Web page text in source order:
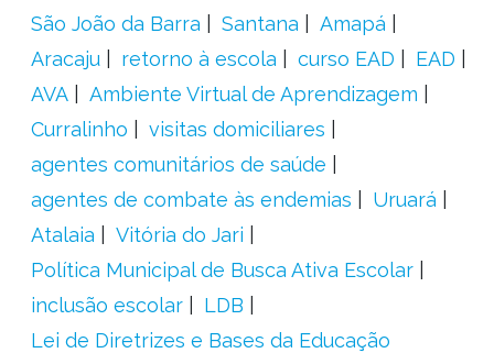
São João da Barra Santana
Amapá
Aracaju
retorno à escola curso EAD
EAD
AVA
Ambiente Virtual de Aprendizagem
Curralinho
visitas domiciliares
agentes comunitários de saúde
agentes de combate às endemias
Uruará
Atalaia
Vitória do Jari
Política Municipal de Busca Ativa Escolar
inclusão escolar
LDB
Lei de Diretrizes e Bases da Educação